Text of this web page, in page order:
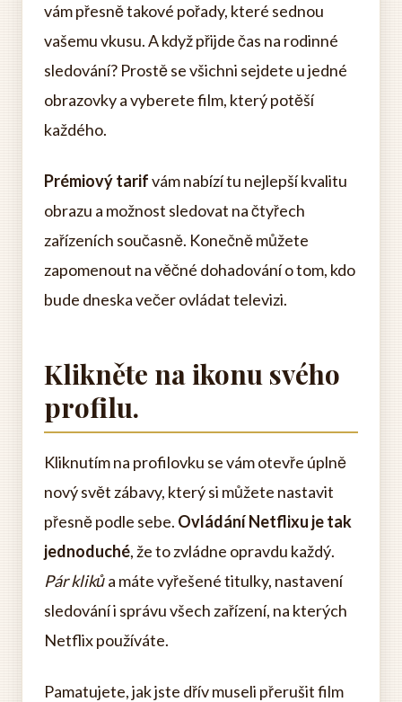
vám přesně takové pořady, které sednou
vašemu vkusu. A když přijde čas na rodinné
sledování? Prostě se všichni sejdete u jedné
obrazovky a vyberete film, který potěší
každého.
Prémiový tarifvám nabízí tu nejlepší kvalitu
obrazu a možnost sledovat na čtyřech
zařízeních současně. Konečně můžete
zapomenout na věčné dohadování o tom, kdo
bude dneska večer ovládat televizi.
Klikněte na ikonu svého
profilu.
Kliknutím na profilovku se vám otevře úplně
nový svět zábavy, který si můžete nastavit
přesně podle sebe. Ovládání Netflixu je tak
jednoduché, že to zvládne opravdu každý.
Pár klikůa máte vyřešené titulky, nastavení
sledování i správu všech zařízení, na kterých
Netflix používáte.
Pamatujete, jak jste dřív museli přerušit film